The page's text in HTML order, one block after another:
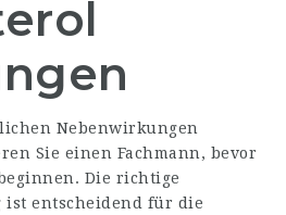
Nebenwirkungen
Sie einen Fachmann, bevor
Die richtige
ist entscheidend für die